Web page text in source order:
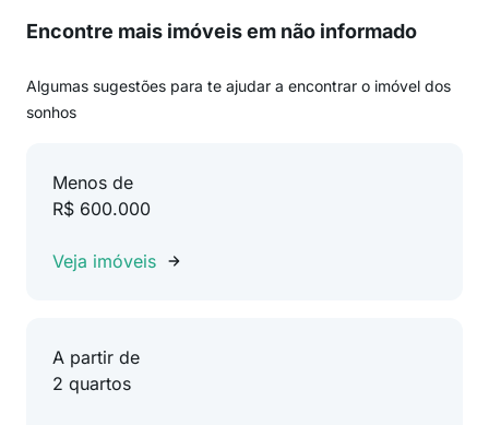
Encontre mais imóveis em não informado
Algumas sugestões para te ajudar a encontrar o imóvel dos
sonhos
Menos de
R$ 600.000
Veja imóveis
A partir de
2 quartos